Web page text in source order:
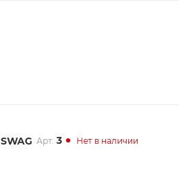
SWAG Арт. 3 Нет в наличии